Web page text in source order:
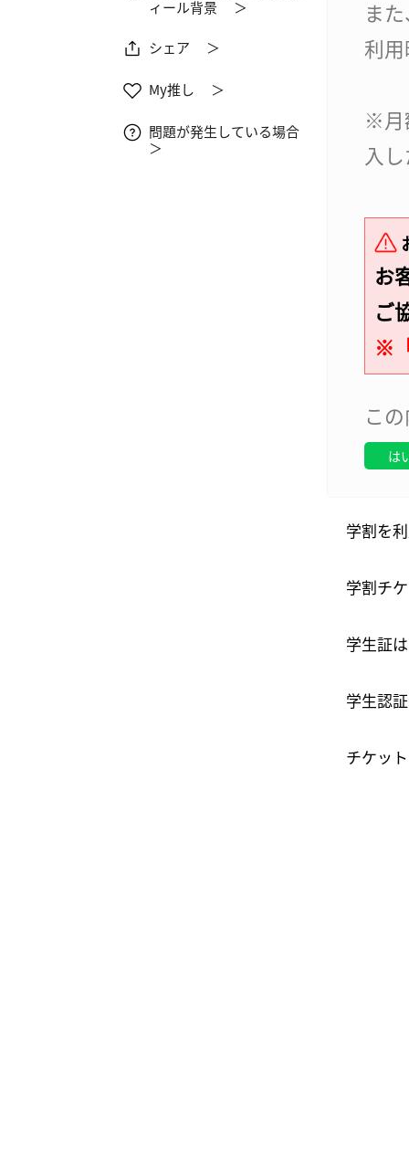
ィール背景 ＞
シェア ＞
My推し ＞
問題が発生している場合
＞
ま
利
※月
入
お
ご
※
こ
は
学割を
学割チ
学生証
学生認
チケッ